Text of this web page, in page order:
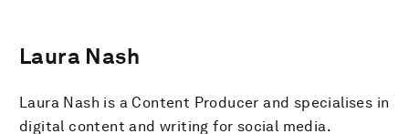
Laura Nash
Laura Nash is a Content Producer and specialises in
digital content and writing for social media.